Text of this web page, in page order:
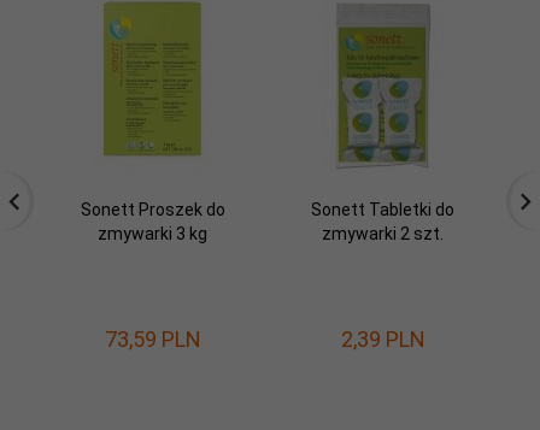
Sonett Proszek do
zmywarki 3 kg
73,59 PLN
Sonett Tabletki do
zmywarki 2 szt.
2,39 PLN